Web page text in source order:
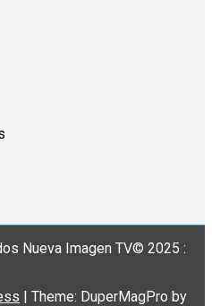
Nueva Imagen TV© 2025 :
| Theme: DuperMagPro by